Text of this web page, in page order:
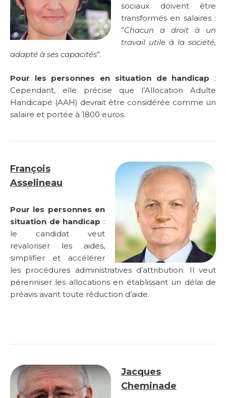
sociaux doivent être
transformés en salaires :
”Chacun a droit à un
travail utile à la société,
adapté à ses capacités”.
Pour les personnes en situation de handicap :
Cependant, elle précise que l’Allocation Adulte
Handicapé (AAH) devrait être considérée comme un
salaire et portée à 1800 euros.
François
Asselineau
Pour les personnes en
situation de handicap :
le candidat veut
revaloriser les aides,
simplifier et accélérer
les procédures administratives d’attribution. Il veut
pérenniser les allocations en établissant un délai de
préavis avant toute réduction d’aide.
Jacques
Cheminade